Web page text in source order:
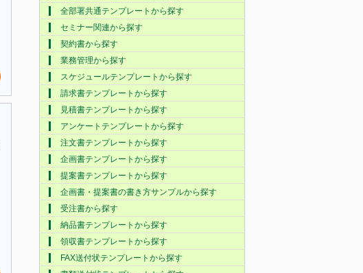
全部署共通テンプレートから探す
セミナー関連から探す
契約書から探す
業務管理から探す
スケジュールテンプレートから探す
請求書テンプレートから探す
見積書テンプレートから探す
アンケートテンプレートから探す
注文書テンプレートから探す
企画書テンプレートから探す
提案書テンプレートから探す
企画書・提案書の書き方サンプルから探す
受注書から探す
納品書テンプレートから探す
領収書テンプレートから探す
FAX送付状テンプレートから探す